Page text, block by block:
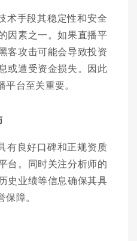
术手段其稳定性和安全
因素之一。如果直播平
客攻击可能会导致投资
或遭受资金损失。因此
台至关重要。
有良好口碑和正规资质
台。同时关注分析师的
史业绩等信息确保其具
障。